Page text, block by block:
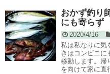
おかず釣り
にも寄ら
2020/4/16
私は私なりに気
きはコンビニに
移動します。帰
を向けて家に直